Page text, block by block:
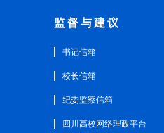
监督与建议
书记信箱
校长信箱
纪委监察信箱
四川高校网络理政平台